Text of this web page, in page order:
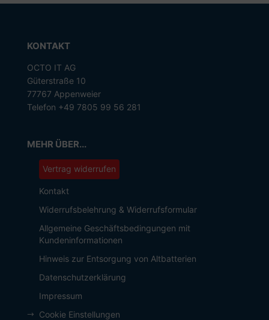
KONTAKT
OCTO IT AG
Güterstraße 10
77767 Appenweier
Telefon +49 7805 99 56 281
MEHR ÜBER...
Vertrag widerrufen
Kontakt
Widerrufsbelehrung & Widerrufsformular
Allgemeine Geschäftsbedingungen mit
Kundeninformationen
Hinweis zur Entsorgung von Altbatterien
Datenschutzerklärung
Impressum
Cookie Einstellungen